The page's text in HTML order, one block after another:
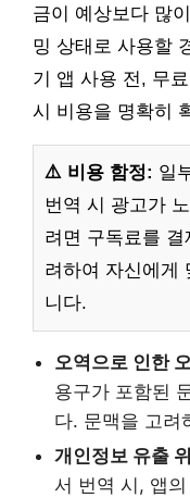
금이 예상보다 많
밍 상태로 사용할
기 앱 사용 전, 무
시 비용을 명확히
⚠️ 비용 함정: 일
번역 시 광고가
려면 구독료를
려하여 자신에게
니다.
오역으로 인한
용구가 포함된
다. 문맥을 고려
개인정보 유출
서 번역 시, 앱